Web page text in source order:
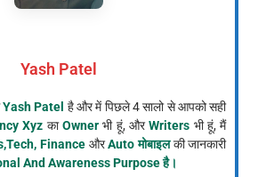
Yash Patel
Yash Patel है और में पिछले 4 सालो से आपको सही
Xyz काOwnerभी हूं, औरWriters भी हूं, मैं
Finance औरAuto मोबाइलकी जानकारी
And Awareness Purpose है।